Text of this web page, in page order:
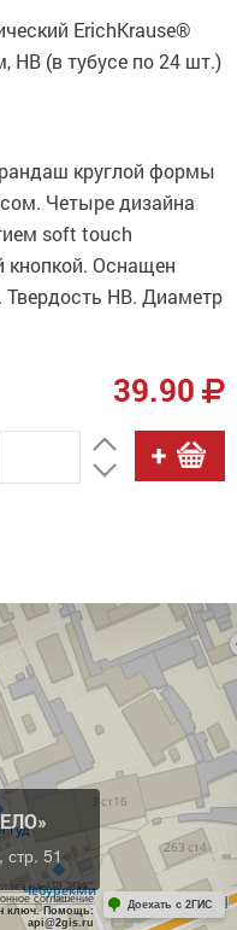
ErichKrause®
НВ (в тубусе по 24 шт.)
круглой формы
Четыре дизайна
soft touch
кнопкой. Оснащен
HB. Диаметр
39.90
стр. 51
на API 2ГИС
соглашение
ключ. Помощь:
api@2gis.ru
Доехать с 2ГИС